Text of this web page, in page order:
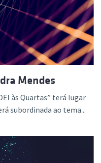
Mendes
às Quartas” terá lugar
subordinada ao tema...